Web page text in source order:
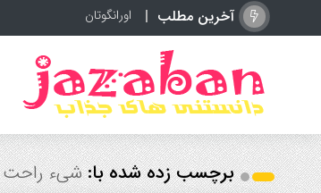
آخرین مطلب اورانگوتان چیست؟ آ
برچسب زده شده با:شیء راحت